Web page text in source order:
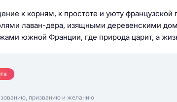
к корням, к простоте и уюту французской
лаван-дера, изящными деревенскими
южной Франции, где природа царит, а
призванию и желанию